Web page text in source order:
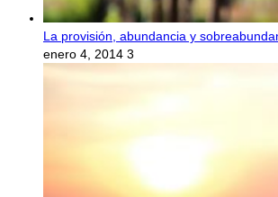
La provisión, abundancia y
enero 4, 2014 3